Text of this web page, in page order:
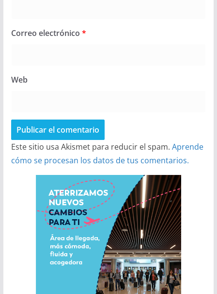
Correo electrónico *
Web
Este sitio usa Akismet para reducir el spam. Aprende
cómo se procesan los datos de tus comentarios.